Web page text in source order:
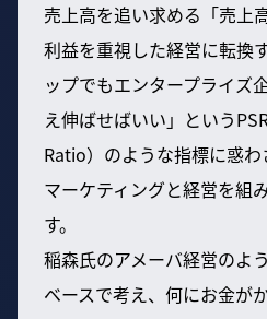
売上高を追い求める「売上
利益を重視した経営に転換
ップでもエンタープライズ
え伸ばせばいい」という
Ratio）のような指標に惑
マーケティングと経営を組
す。
稲森氏のアメーバ経営のよ
ベースで考え、何にお金が